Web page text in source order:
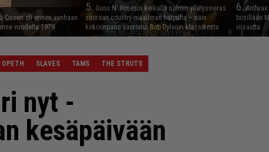
Queen oli ennen vanhaan
vuodelta 1979
5. Guns N’ Rosesin keikalla nähtiin yllätysvieras
suoraan country-maailman huipulta – näin
kokoonpano suoriutui Bob Dylanin klassikosta
6.
biisillään
viisautta
OPETH SLAVES TAMS THE STRUTS
nyt -
kesäpäivään